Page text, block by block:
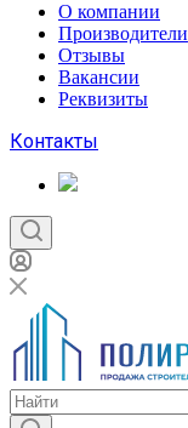
О компании
Производители
Отзывы
Вакансии
Реквизиты
Контакты